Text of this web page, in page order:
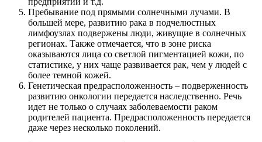
Пребывание под прямыми солнечными лучами. В
большей мере, развитию рака в подчелюстных
лимфоузлах подвержены люди, живущие в солнечных
регионах. Также отмечается, что в зоне риска
оказываются лица со светлой пигментацией кожи, по
статистике, у них чаще развивается рак, чем у людей с
более темной кожей.
Генетическая предрасположенность – подверженность
развитию онкологии передается наследственно. Речь
идет не только о случаях заболеваемости раком
родителей пациента. Предрасположенность передается
даже через несколько поколений.